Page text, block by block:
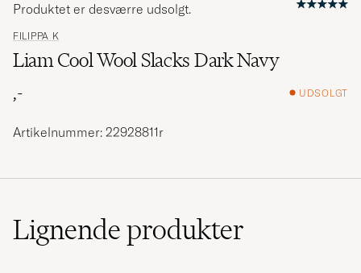
FILIPPA K
Liam Cool Wool Slacks Dark Navy
,-
UDSOLGT
Produktet er desværre udsolgt.
Artikelnummer: 22928811r
Lignendeprodukter